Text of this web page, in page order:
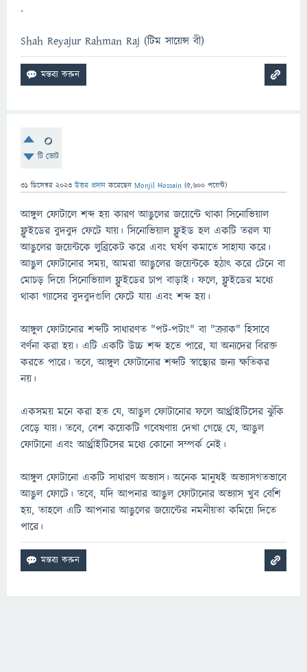
.
Shah Reyajur Rahman Raj (টিম সায়েন্স বী)
0
টি ভোট
31 ডিসেম্বর 2023 উত্তর প্রদান করেছেন Monjil Hossain (5,600 পয়েন্ট)
আঙ্গুল ফোটালে শব্দ হয় কারণ আঙুলের জয়েন্টে থাকা সিনোভিয়াল
ফ্লুইডের বুদবুদ ফেটে যায়। সিনোভিয়াল ফ্লুইড হল একটি তরল যা
আঙুলের জয়েন্টকে লুব্রিকেট করে এবং ঘর্ষণ কমাতে সাহায্য করে।
আঙুল ফোটানোর সময়, আমরা আঙুলের জয়েন্টকে হঠাৎ করে টেনে বা
মোচড় দিয়ে সিনোভিয়াল ফ্লুইডের চাপ বাড়াই। ফলে, ফ্লুইডের মধ্যে
থাকা গ্যাসের বুদবুদগুলি ফেটে যায় এবং শব্দ হয়।
আঙ্গুল ফোটানোর শব্দটি সাধারণত "পট-পটাং" বা "ক্র্যাক" হিসাবে
বর্ণনা করা হয়। এটি একটি উচ্চ শব্দ হতে পারে, যা অন্যদের বিরক্ত
করতে পারে। তবে, আঙ্গুল ফোটানোর শব্দটি স্বাস্থ্যের জন্য ক্ষতিকর
নয়।
একসময় মনে করা হত যে, আঙুল ফোটানোর ফলে আর্থ্রাইটিসের ঝুঁকি
বেড়ে যায়। তবে, বেশ কয়েকটি গবেষণায় দেখা গেছে যে, আঙুল
ফোটানো এবং আর্থ্রাইটিসের মধ্যে কোনো সম্পর্ক নেই।
আঙ্গুল ফোটানো একটি সাধারণ অভ্যাস। অনেক মানুষই অভ্যাসগতভাবে
আঙুল ফোটে। তবে, যদি আপনার আঙুল ফোটানোর অভ্যাস খুব বেশি
হয়, তাহলে এটি আপনার আঙুলের জয়েন্টের নমনীয়তা কমিয়ে দিতে
পারে।